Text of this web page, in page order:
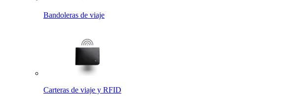
Bandoleras de viaje
Carteras de viaje y RFID